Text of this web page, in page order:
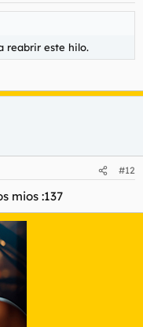
reabrir este hilo.
#12
mios :137